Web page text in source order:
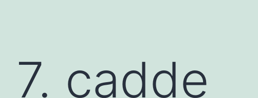
7. cadde